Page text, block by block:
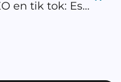
SEO en tik tok: Estrategias para crecer en Venezuela